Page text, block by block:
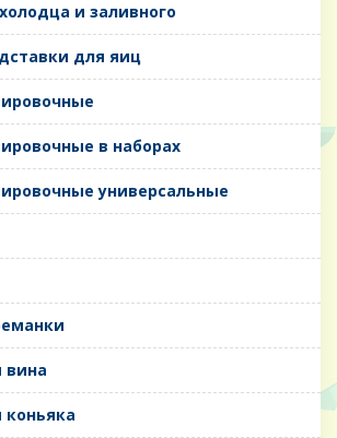
и заливного
для яиц
в наборах
универсальные
вина